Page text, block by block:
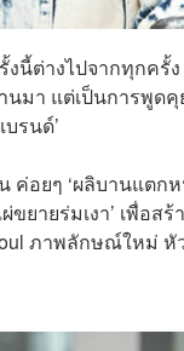
นี้ต่างไปจากทุกครั้ง
นมา แต่เป็นการพูดคุ
รนด์’
ค่อยๆ ‘ผลิบานแตกห
ายร่มเงา’ เพื่อสร้
ภาพลักษณ์ใหม่ หั